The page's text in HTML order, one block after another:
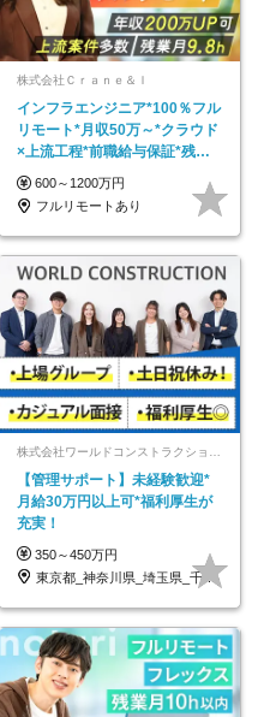
株式会社Ｃｒａｎｅ＆Ｉ
インフラエンジニア*100％フル
リモート*月収50万～*クラウド
×上流工程*前職給与保証*残業
月9.8h
600～1200万円
フルリモートあり
【管理サポート】未経験歓迎*
月給30万円以上可*福利厚生が
充実！
350～450万円
東京都_神奈川県_埼玉県_千葉県_大阪府…